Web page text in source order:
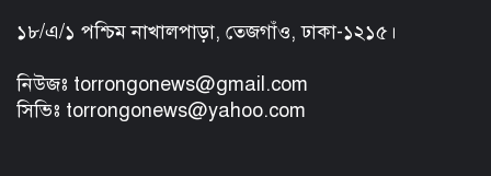
১৮/এ/১ পশ্চিম নাখালপাড়া, তেজগাঁও, ঢাকা-১২১৫।
নিউজঃ torrongonews@gmail.com
সিভিঃ torrongonews@yahoo.com